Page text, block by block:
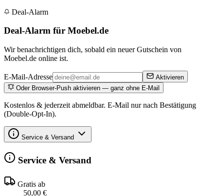
Deal-Alarm
Deal-Alarm für Moebel.de
Wir benachrichtigen dich, sobald ein neuer Gutschein von
Moebel.de online ist.
E-Mail-Adresse
Aktivieren
Oder Browser-Push aktivieren — ganz ohne E-Mail
Kostenlos & jederzeit abmeldbar. E-Mail nur nach Bestätigung
(Double-Opt-In).
Service & Versand
Service & Versand
Gratis ab
50,00 €